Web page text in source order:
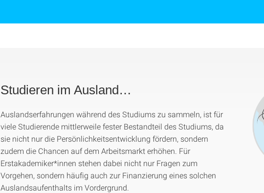
Studieren im Ausland…
Auslandserfahrungen während des Studiums zu sammeln, ist für
viele Studierende mittlerweile fester Bestandteil des Studiums, da
sie nicht nur die Persönlichkeitsentwicklung fördern, sondern
zudem die Chancen auf dem Arbeitsmarkt erhöhen. Für
Erstakademiker*innen stehen dabei nicht nur Fragen zum
Vorgehen, sondern häufig auch zur Finanzierung eines solchen
Auslandsaufenthalts im Vordergrund.